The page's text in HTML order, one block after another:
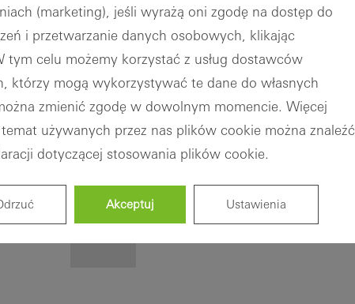
z
konstrukcją
budynku
Compendium
- podręcznik
budowlany
Zaloguj
się
Rejestracja
(marketing), jeśli wyrażą oni zgodę na dostęp do
i przetwarzanie danych osobowych, klikając
tym celu możemy korzystać z usług dostawców
którzy mogą wykorzystywać te dane do własnych
zmienić zgodę w dowolnym momencie. Więcej
używanych przez nas plików cookie można znaleźć
dotyczącej stosowania plików cookie.
Akceptuj Ustawienia